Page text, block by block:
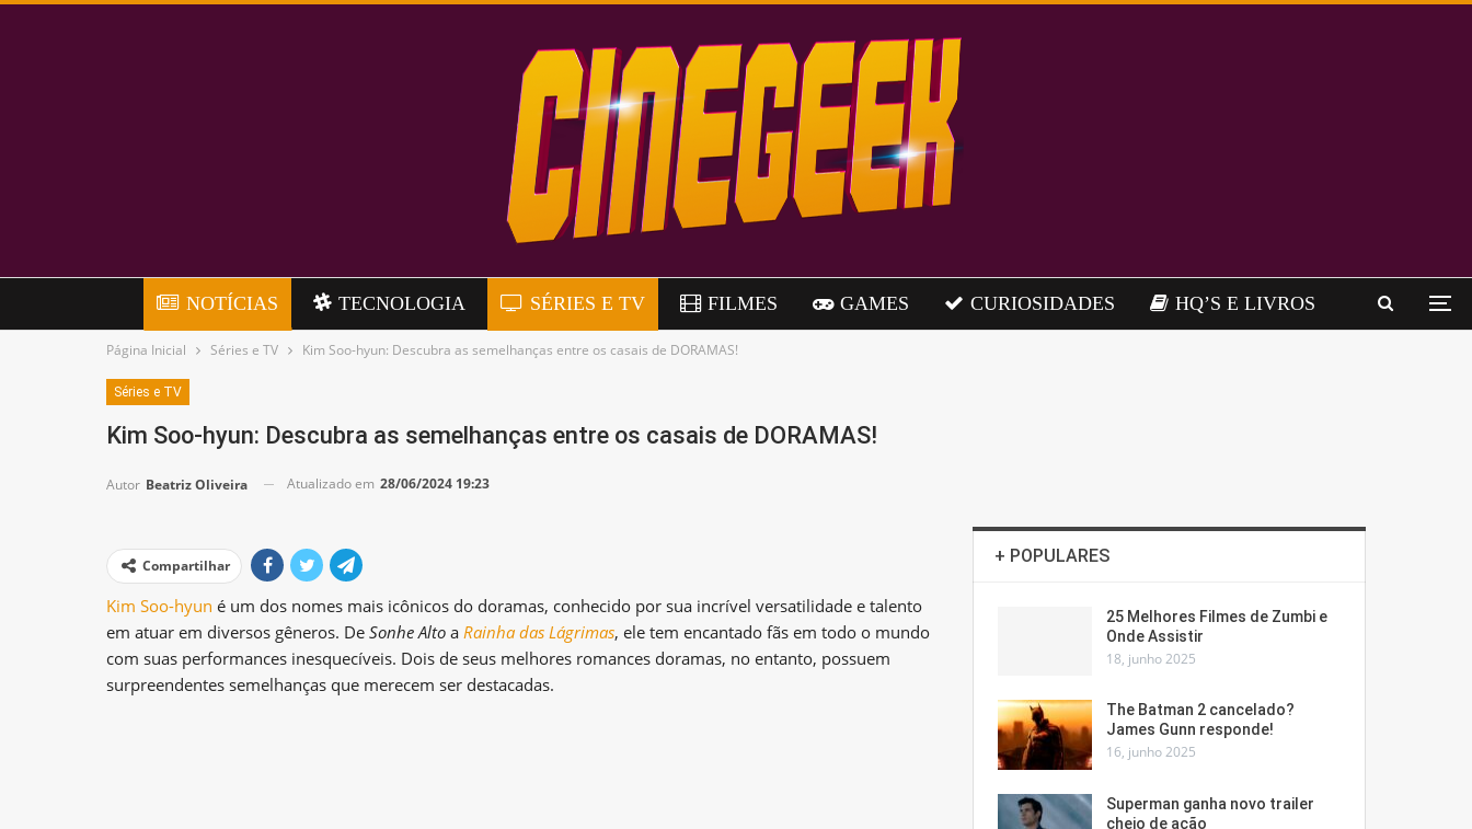
NOTÍCIAS TECNOLOGIA SÉRIES E TV FILMES GAMES CURIOSIDADES HQ’S E LIVROS
Página Inicial Séries e TV Kim Soo-hyun: Descubra as semelhanças entre os casais de DORAMAS!
Séries e TV
Kim Soo-hyun: Descubra as semelhanças entre os casais de DORAMAS!
Autor Beatriz Oliveira Atualizado em 28/06/2024 19:23
Compartilhar
Kim Soo-hyun é um dos nomes mais icônicos do doramas, conhecido por sua incrível versatilidade e talento
em atuar em diversos gêneros. De Sonhe Alto a Rainha das Lágrimas, ele tem encantado fãs em todo o mundo
com suas performances inesquecíveis. Dois de seus melhores romances doramas, no entanto, possuem
surpreendentes semelhanças que merecem ser destacadas.
+ POPULARES
25 Melhores Filmes de Zumbi e
Onde Assistir
18, junho 2025
The Batman 2 cancelado?
James Gunn responde!
16, junho 2025
Superman ganha novo trailer
cheio de ação